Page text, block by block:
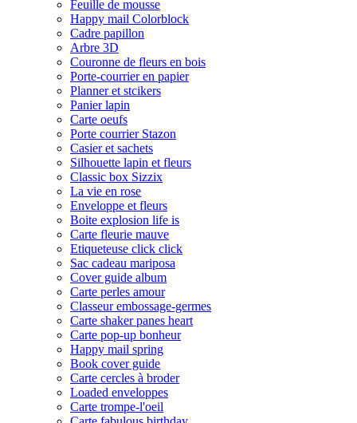
Feuille de mousse
Happy mail Colorblock
Cadre papillon
Arbre 3D
Couronne de fleurs en bois
Porte-courrier en papier
Planner et stcikers
Panier lapin
Carte oeufs
Porte courrier Stazon
Casier et sachets
Silhouette lapin et fleurs
Classic box Sizzix
La vie en rose
Enveloppe et fleurs
Boite explosion life is
Carte fleurie mauve
Etiqueteuse click click
Sac cadeau mariposa
Cover guide album
Carte perles amour
Classeur embossage-germes
Carte shaker panes heart
Carte pop-up bonheur
Happy mail spring
Book cover guide
Carte cercles à broder
Loaded enveloppes
Carte trompe-l'oeil